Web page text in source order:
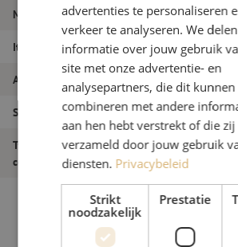
Merk Maunt
Itemnaam Connector, recht, 7/
Artikelnummer M00002209
Soort product Koppelingen -
Type
connector/koppeling
Recht
advertenties te personaliseren
verkeer te analyseren. We
informatie over jouw gebruik
site met onze advertentie- en
analysepartners, die dit kunnen
combineren met andere
aan hen hebt verstrekt of die
verzameld door jouw gebruik
diensten. Privacybeleid
Strikt
noodzakelijk
Prestatie